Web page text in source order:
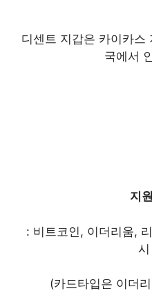
디센트 지갑은 카이카스
국에서
지
: 비트코인, 이더리움,
(카드타입은 이더